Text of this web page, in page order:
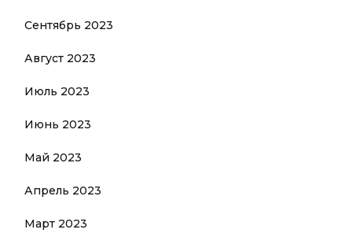
Сентябрь 2023
Август 2023
Июль 2023
Июнь 2023
Май 2023
Апрель 2023
Март 2023